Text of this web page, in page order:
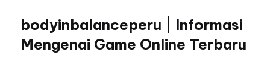
content
bodyinbalanceperu | Informasi
Mengenai Game Online Terbaru